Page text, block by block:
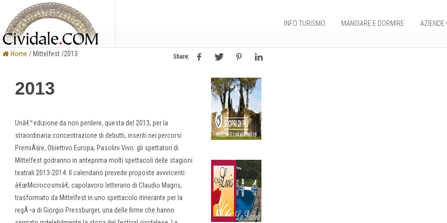
INFO TURISMO MANGIARE E DORMIRE AZIENDE
Home / Mittelfest /2013 Share:
2013
Unâ€™edizione da non perdere, questa del 2013, per la
straordinaria concentrazione di debutti, inseriti nei percorsi
PremiÃšre, Obiettivo Europa, Pasolini Vivo: gli spettatori di
Mittelfest godranno in anteprima molti spettacoli delle stagioni
teatrali 2013-2014. Il calendario prevede proposte avvincenti:
â€œMicrocosmiâ€, capolavoro letterario di Claudio Magris,
trasformato da Mittelfest in uno spettacolo itinerante per la
regÃ¬a di Giorgio Pressburger, una delle firme che hanno